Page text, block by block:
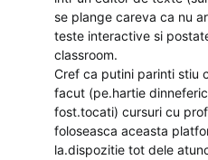
se plange careva ca nu
teste interactive si
classroom.
Cref ca putini parinti stiu
facut (pe.hartie
fost.tocati) cursuri cu
foloseasca aceasta
la.dispozitie tot dele